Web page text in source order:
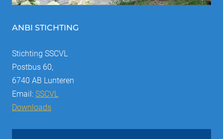
ANBI STICHTING
Stichting SSCVL
Postbus 60,
6740 AB Lunteren
Email: SSCVL
Downloads